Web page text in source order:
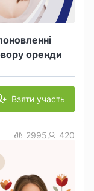
оренди
Взяти участь
2995 420